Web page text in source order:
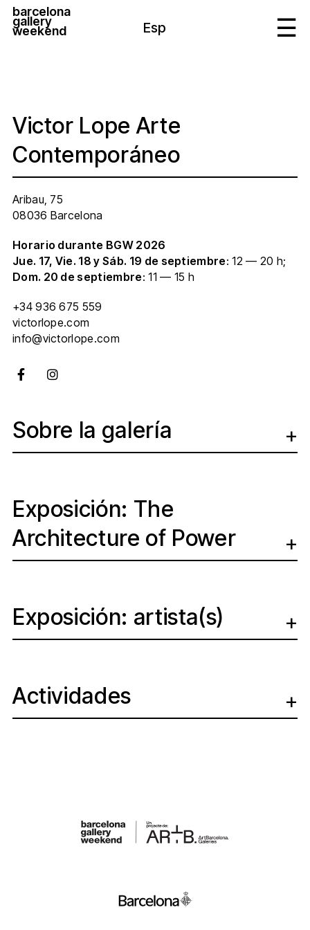
barcelona
gallery
weekend Esp
Victor Lope Arte
Contemporáneo
Aribau, 75
08036 Barcelona
Horario durante BGW 2026
Jue. 17, Vie. 18 y Sáb. 19 de septiembre: 12 — 20 h;
Dom. 20 de septiembre: 11 — 15 h
+34 936 675 559
victorlope.com
info@victorlope.com
Sobre la galería
Exposición: The
Architecture of Power
Exposición: artista(s)
Actividades